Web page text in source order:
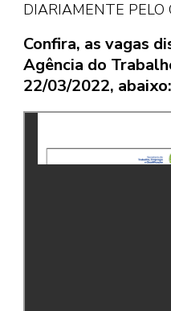
DIARIAMENTE PELO
Confira, as vagas
Agência do
22/03/2022, abaixo: